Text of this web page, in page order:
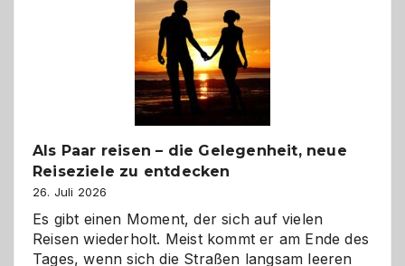
Als Paar reisen – die Gelegenheit, neue
Reiseziele zu entdecken
26. Juli 2026
Es gibt einen Moment, der sich auf vielen
Reisen wiederholt. Meist kommt er am Ende des
Tages, wenn sich die Straßen langsam leeren